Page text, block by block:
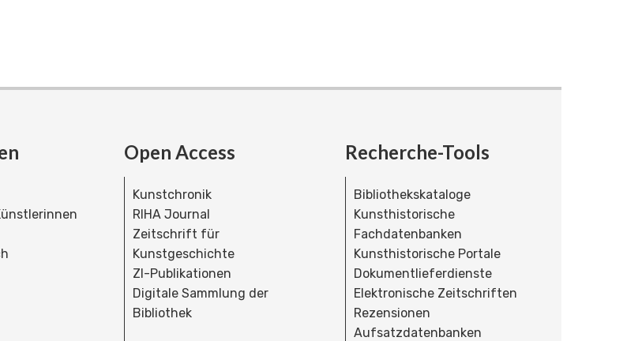
Open Access
Kunstchronik
RIHA Journal
Zeitschrift für
Kunstgeschichte
ZI-Publikationen
Digitale Sammlung der
Bibliothek
Recherche-Tools
Bibliothekskataloge
Kunsthistorische
Fachdatenbanken
Kunsthistorische Portale
Dokumentlieferdienste
Elektronische Zeitschriften
Rezensionen
Aufsatzdatenbanken